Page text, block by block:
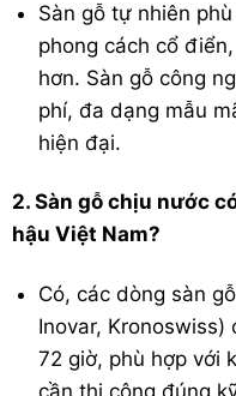
Sàn gỗ tự nhiên
phong cách cổ
hơn. Sàn gỗ công
phí, đa dạng mẫu
hiện đại.
2. Sàn gỗ chịu nước
hậu Việt Nam?
Có, các dòng sàn
Inovar,
72 giờ, phù hợp với
cần thi công đúng